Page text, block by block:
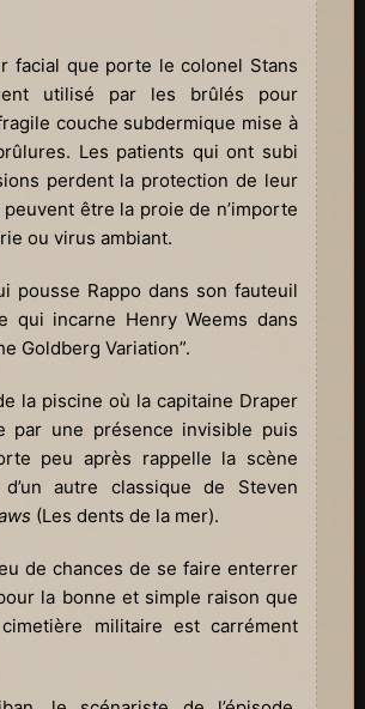
facial que porte le colonel Stans
utilisé par les brûlés pour
couche subdermique mise à
Les patients qui ont subi
perdent la protection de leur
être la proie de n’importe
ou virus ambiant.
pousse Rappo dans son fauteuil
qui incarne Henry Weems dans
Goldberg Variation”.
la piscine où la capitaine Draper
par une présence invisible puis
peu après rappelle la scène
d’un autre classique de Steven
(Les dents de la mer).
de chances de se faire enterrer
la bonne et simple raison que
militaire est carrément